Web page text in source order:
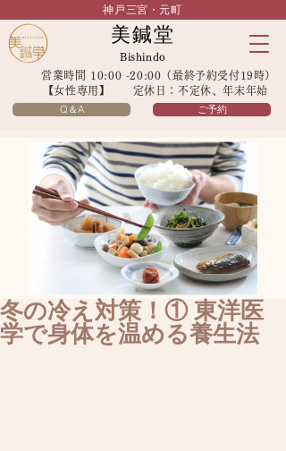
神戸三宮・元町
美鍼堂
Bishindo
営業時間 10:00 -20:00（最終予約受付19時）
【女性専用】 定休日：不定休、年末年始
Q＆A ご予約
冬の冷え対策！① 東洋医
学で身体を温める養生法